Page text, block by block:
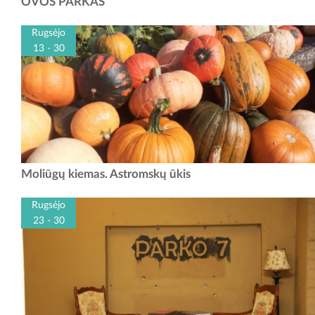
žaidimų erdvės ir pramogos mažiesiems,...
Rugsėjo
13 - 30
Kaip ir kasmet, visus užsukti kvies „Moliūgų kiemas“ Astromskų
12 val. -...
Moliūgų kiemas. Astromskų ūkis
Rugsėjo
23 - 30